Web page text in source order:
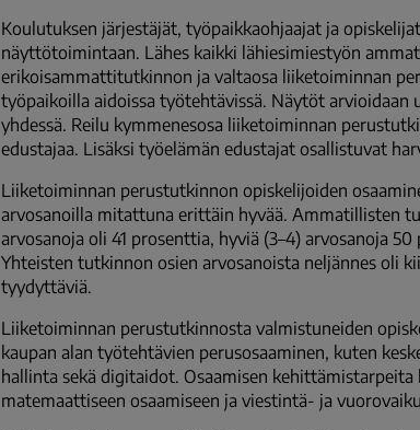
Koulutuksen järjestäjät, työpaikkaohjaajat ja
näyttötoimintaan. Lähes kaikki lähiesimiestyön
erikoisammattitutkinnon ja valtaosa liiketoiminnan
työpaikoilla aidoissa työtehtävissä. Näytöt arvioidaan
yhdessä. Reilu kymmenesosa liiketoiminnan
edustajaa. Lisäksi työelämän edustajat osallistuvat
Liiketoiminnan perustutkinnon opiskelijoiden
arvosanoilla mitattuna erittäin hyvää. Ammatillisten
arvosanoja oli 41 prosenttia, hyviä (3–4) arvosanoja
Yhteisten tutkinnon osien arvosanoista neljännes oli
tyydyttäviä.
Liiketoiminnan perustutkinnosta valmistuneiden
kaupan alan työtehtävien perusosaaminen, kuten
hallinta sekä digitaidot. Osaamisen
matemaattiseen osaamiseen ja viestintä- ja